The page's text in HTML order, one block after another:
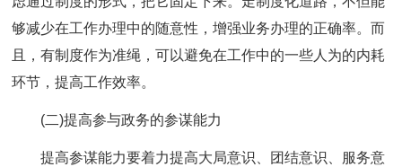
够减少在工作办理中的随意性，增强业务办理的正确率。而
且，有制度作为准绳，可以避免在工作中的一些人为的内耗
环节，提高工作效率。
(二)提高参与政务的参谋能力
提高参谋能力要着力提高大局意识、团结意识、服务意